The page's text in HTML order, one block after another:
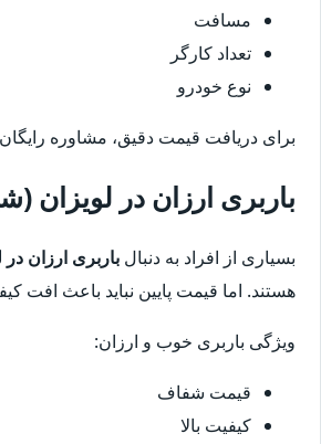
مسافت
تعداد کارگر
نوع خودرو
برای دریافت قیمت دقیق، مشاوره
باربری ارزان در لویزان
بسیاری از افراد به دنبال باربری ارزان
هستند. اما قیمت پایین نباید باعث افت
ویژگی باربری خوب و ارزان:
قیمت شفاف
کیفیت بالا